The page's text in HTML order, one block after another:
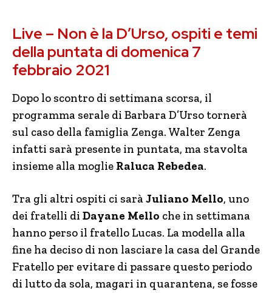
Live – Non è la D’Urso, ospiti e temi
della puntata di domenica 7
febbraio 2021
Dopo lo scontro di settimana scorsa, il
programma serale di Barbara D’Urso tornerà
sul caso della famiglia Zenga. Walter Zenga
infatti sarà presente in puntata, ma stavolta
insieme alla moglie Raluca Rebedea.
Tra gli altri ospiti ci saràJuliano Mello, uno
dei fratelli di Dayane Mello che in settimana
hanno perso il fratello Lucas. La modella alla
fine ha deciso di non lasciare la casa del Grande
Fratello per evitare di passare questo periodo
di lutto da sola, magari in quarantena, se fosse